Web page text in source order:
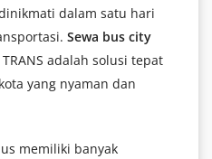
dalam satu hari
Sewa bus city
TRANS adalah solusi tepat
yang nyaman dan
memiliki banyak